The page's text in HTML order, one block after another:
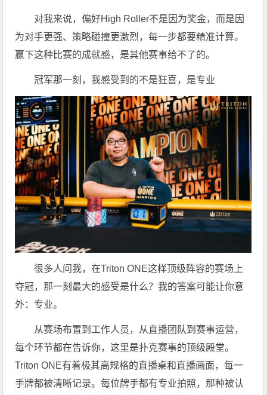
对我来说，偏好High Roller不是因为奖金，而是因
为对手更强、策略碰撞更激烈，每一步都要精准计算。
赢下这种比赛的成就感，是其他赛事给不了的。
冠军那一刻，我感受到的不是狂喜，是专业
很多人问我，在Triton ONE这样顶级阵容的赛场上
夺冠，那一刻最大的感受是什么？我的答案可能让你意
外：专业。
从赛场布置到工作人员，从直播团队到赛事运营，
每个环节都在告诉你，这里是扑克赛事的顶级殿堂。
Triton ONE有着极其高规格的直播桌和直播画面，每一
手牌都被清晰记录。每位牌手都有专业拍照，那种被认